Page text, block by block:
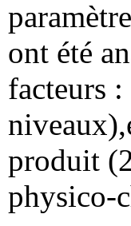
ont été
facteurs
produit
physico-